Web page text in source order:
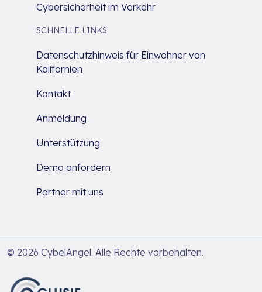
Cybersicherheit im Verkehr
SCHNELLE LINKS
Datenschutzhinweis für Einwohner von
Kalifornien
Kontakt
Anmeldung
Unterstützung
Demo anfordern
Partner mit uns
© 2026 CybelAngel. Alle Rechte vorbehalten.